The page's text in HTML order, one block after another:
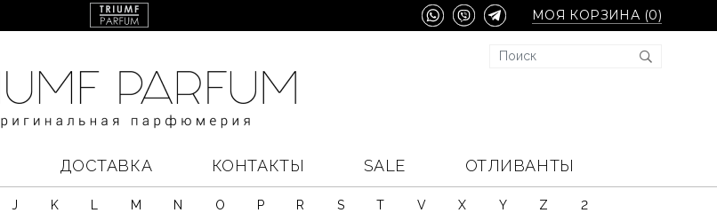
МОЯ КОРЗИНА (0)
ДОСТАВКА КОНТАКТЫ SALE ОТЛИВАНТЫ
J K M N O P R S T V X Y Z 2